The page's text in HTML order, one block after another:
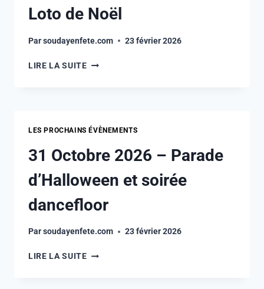
Loto de Noël
Parsoudayenfete.com 23 février 2026
LIRE LA SUITE
LES PROCHAINS ÉVÈNEMENTS
31 Octobre 2026 – Parade
d’Halloween et soirée
dancefloor
Parsoudayenfete.com 23 février 2026
LIRE LA SUITE